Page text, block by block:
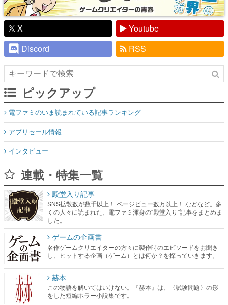
X
Youtube
Discord
RSS
ピックアップ
電ファミのいま読まれている記事ランキング
アプリセール情報
インタビュー
連載・特集一覧
殿堂入り記事
SNS拡散数が数千以上！ ページビュー数万以上！ などなど。多
くの人々に読まれた、電ファミ渾身の“殿堂入り”記事をまとめま
した。
ゲームの企画書
名作ゲームクリエイターの方々に製作時のエピソードをお聞き
し、ヒットする企画（ゲーム）とは何か？を探っていきます。
赫本
この物語を解いてはいけない。『赫本』は、〈試験問題〉の形
をした短編ホラー小説集です。